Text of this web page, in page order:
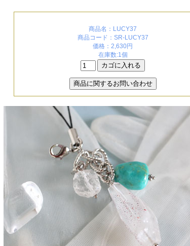
商品名：LUCY37
商品コード：SR-LUCY37
価格：2,630円
在庫数:1個